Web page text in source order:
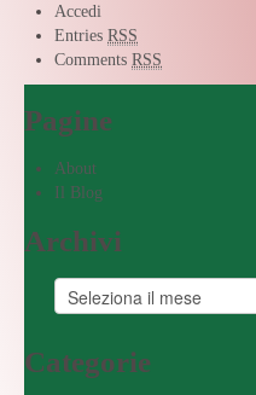
Accedi
Entries RSS
Comments RSS
Pagine
About
Il Blog
Archivi
Categorie